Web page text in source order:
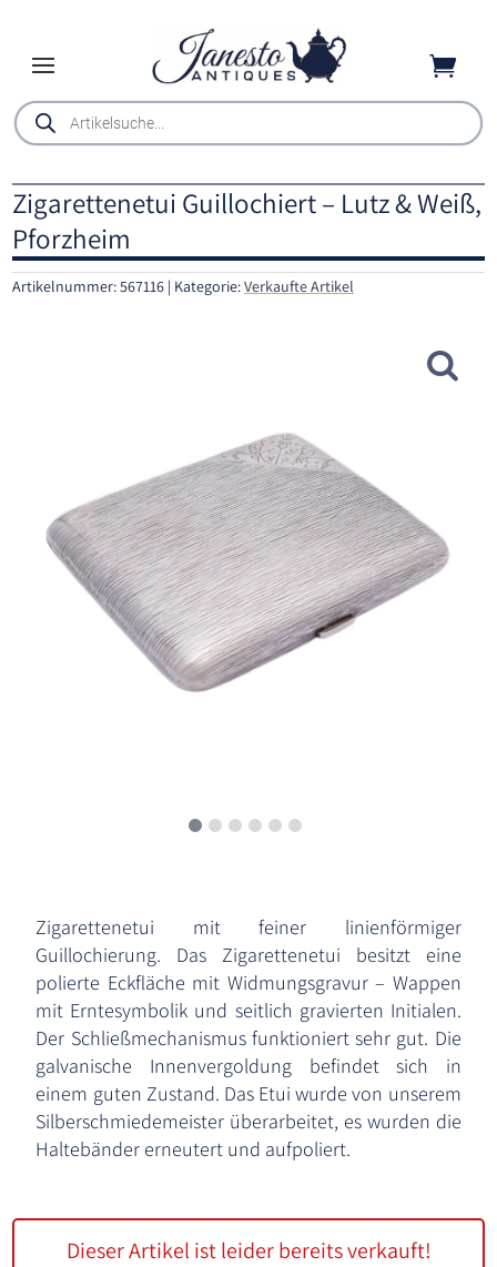

Products
search
Zigarettenetui Guillochiert – Lutz & Weiß,
Pforzheim
Artikelnummer:567116 Kategorie:Verkaufte Artikel
Zigarettenetui mit feiner linienförmiger
Guillochierung. Das Zigarettenetui besitzt eine
polierte Eckfläche mit Widmungsgravur – Wappen
mit Erntesymbolik und seitlich gravierten Initialen.
Der Schließmechanismus funktioniert sehr gut. Die
galvanische Innenvergoldung befindet sich in
einem guten Zustand. Das Etui wurde von unserem
Silberschmiedemeister überarbeitet, es wurden die
Haltebänder erneutert und aufpoliert.
Dieser Artikel ist leider bereits verkauft!